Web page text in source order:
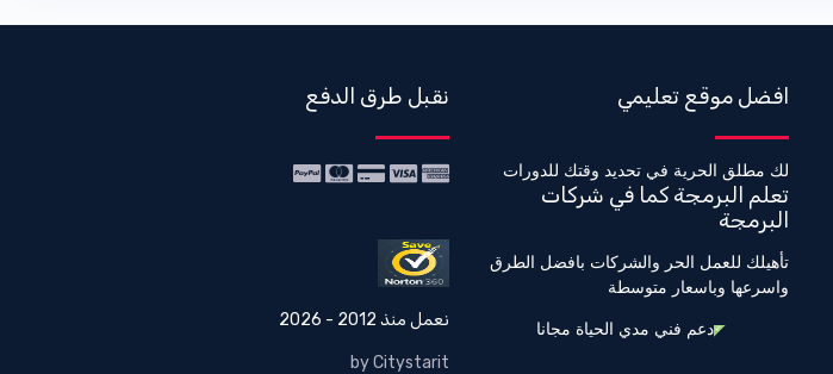
افضل موقع تعليمي
لك مطلق الحرية في تحديد وقتك للدورات
تعلم البرمجة كما في شركات
البرمجة
تأهيلك للعمل الحر والشركات بافضل الطرق
واسرعها وباسعار متوسطة
دعم فني مدي الحياة مجانا
نقبل طرق الدفع
نعمل منذ 2012 - 2026
by Citystarit